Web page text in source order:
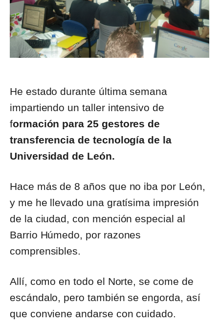
He estado durante última semana
impartiendo un taller intensivo de
formación para 25 gestores de
transferencia de tecnología de la
Universidad de León.
Hace más de 8 años que no iba por León,
y me he llevado una gratísima impresión
de la ciudad, con mención especial al
Barrio Húmedo, por razones
comprensibles.
Allí, como en todo el Norte, se come de
escándalo, pero también se engorda, así
que conviene andarse con cuidado.